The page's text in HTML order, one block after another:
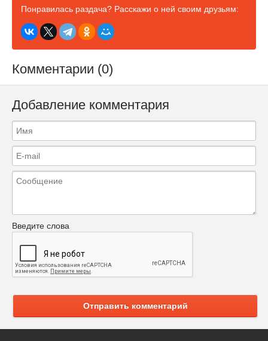
Понравилась раздача? Расскажи о ней своим друзьям:
Комментарии (0)
Добавление комментария
Введите слова
Отправить комментарий